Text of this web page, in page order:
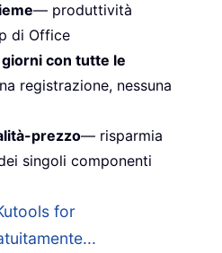
— produttività
di Office
con tutte le
registrazione, nessuna
prezzo— risparmia
singoli componenti
for